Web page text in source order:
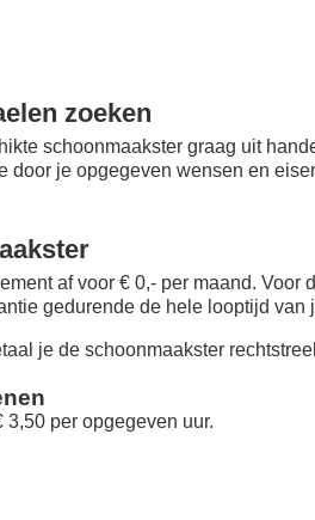
zoeken
schoonmaakster graag uit
door je opgegeven wensen en
af voor € 0,- per maand. Voor
gedurende de hele looptijd van
je de schoonmaakster
per opgegeven uur.